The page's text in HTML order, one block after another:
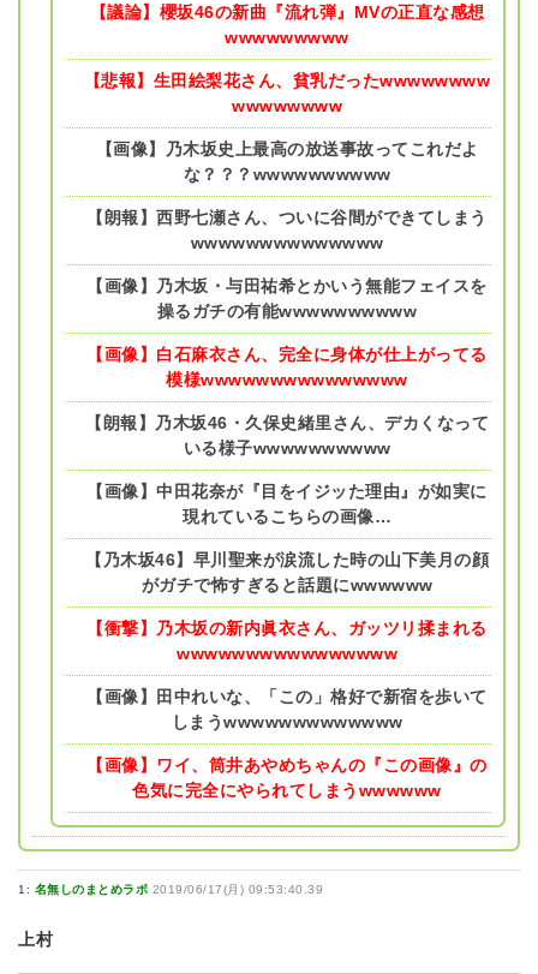
【議論】櫻坂46の新曲『流れ弾』MVの正直な感想
wwwwwwwww
【悲報】生田絵梨花さん、貧乳だったwwwwwwww
wwwwwwww
【画像】乃木坂史上最高の放送事故ってこれだよ
な？？？wwwwwwwwww
【朗報】西野七瀬さん、ついに谷間ができてしまう
wwwwwwwwwwwwww
【画像】乃木坂・与田祐希とかいう無能フェイスを
操るガチの有能wwwwwwwwww
【画像】白石麻衣さん、完全に身体が仕上がってる
模様wwwwwwwwwwwwwww
【朗報】乃木坂46・久保史緒里さん、デカくなって
いる様子wwwwwwwwww
【画像】中田花奈が『目をイジッた理由』が如実に
現れているこちらの画像…
【乃木坂46】早川聖来が涙流した時の山下美月の顔
がガチで怖すぎると話題にwwwwww
【衝撃】乃木坂の新内眞衣さん、ガッツリ揉まれる
wwwwwwwwwwwwwwww
【画像】田中れいな、「この」格好で新宿を歩いて
しまうwwwwwwwwwwwww
【画像】ワイ、筒井あやめちゃんの『この画像』の
色気に完全にやられてしまうwwwwww
1: 名無しのまとめラボ 2019/06/17(月) 09:53:40.39
上村